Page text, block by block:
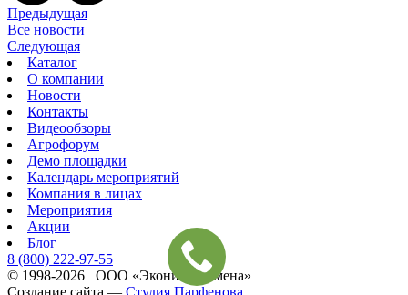
Предыдущая
Все новости
Следующая
Каталог
О компании
Новости
Контакты
Видеообзоры
Агрофорум
Демо площадки
Календарь мероприятий
Компания в лицах
Мероприятия
Акции
Блог
8 (800) 222-97-55
© 1998-2026 ООО «Эконива‑Семена»
Создание сайта — Студия Парфенова